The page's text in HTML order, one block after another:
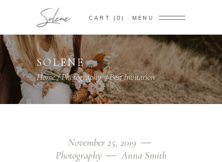
CART 0 MENU
SOLENE
Home/Photography/Best Invitation
November 25, 2019
Photography
Anna Smith